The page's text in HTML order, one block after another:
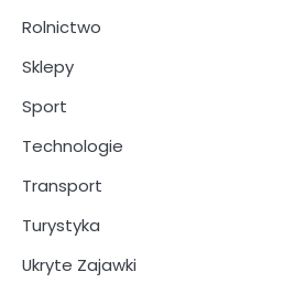
Rolnictwo
Sklepy
Sport
Technologie
Transport
Turystyka
Ukryte Zajawki